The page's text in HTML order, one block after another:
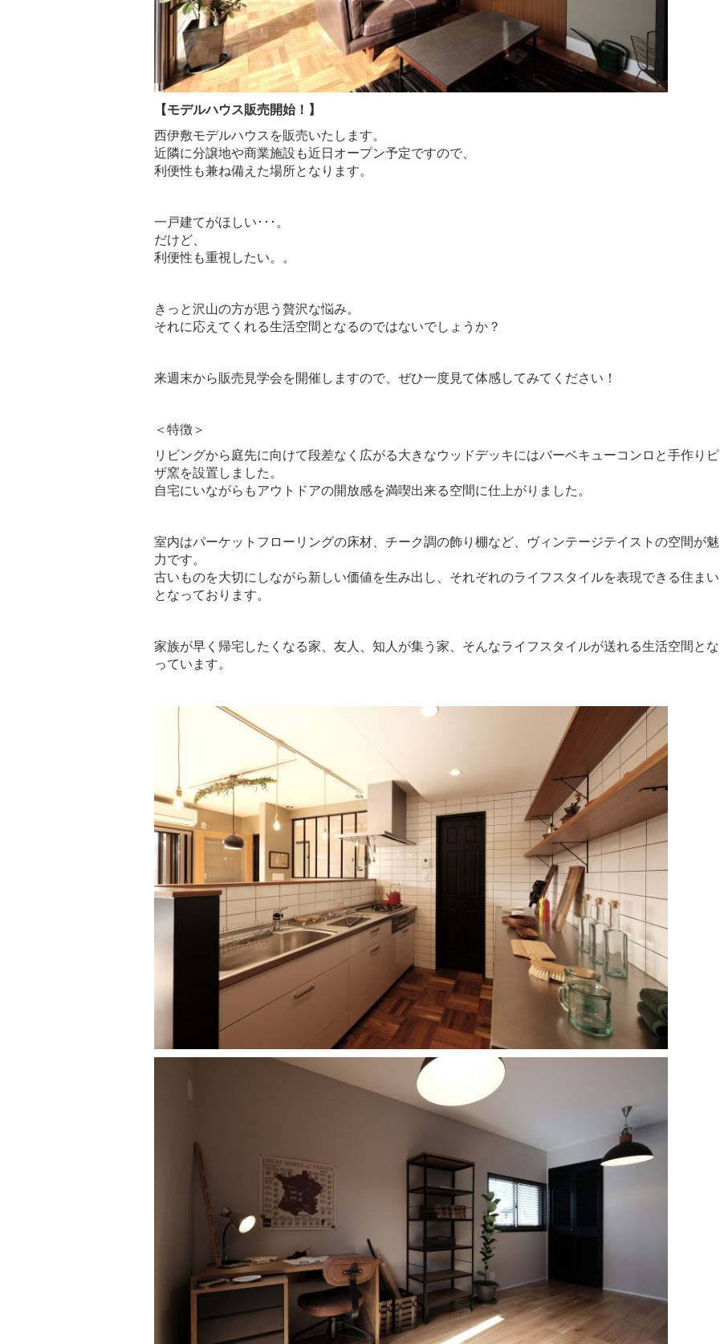
【モデルハウス販売開始！】
西伊敷モデルハウスを販売いたします。
近隣に分譲地や商業施設も近日オープン予定ですので、
利便性も兼ね備えた場所となります。
一戸建てがほしい･･･。
だけど、
利便性も重視したい。。
きっと沢山の方が思う贅沢な悩み。
それに応えてくれる生活空間となるのではないでしょうか？
来週末から販売見学会を開催しますので、ぜひ一度見て体感してみてください！
＜特徴＞
リビングから庭先に向けて段差なく広がる大きなウッドデッキにはバーベキューコンロと手作りピ
ザ窯を設置しました。
自宅にいながらもアウトドアの開放感を満喫出来る空間に仕上がりました。
室内はパーケットフローリングの床材、チーク調の飾り棚など、ヴィンテージテイストの空間が魅
力です。
古いものを大切にしながら新しい価値を生み出し、それぞれのライフスタイルを表現できる住まい
となっております。
家族が早く帰宅したくなる家、友人、知人が集う家、そんなライフスタイルが送れる生活空間とな
っています。